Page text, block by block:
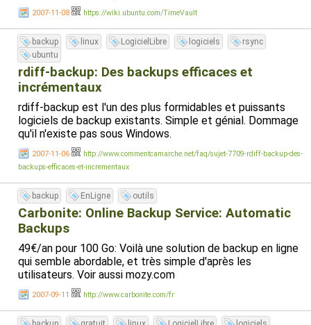
2007-11-08 https://wiki.ubuntu.com/TimeVault
backup linux LogicielLibre logiciels
rsync
ubuntu
rdiff-backup: Des backups efficaces et
incrémentaux
rdiff-backup est l'un des plus formidables et puissants
logiciels de backup existants. Simple et génial. Dommage
qu'il n'existe pas sous Windows.
2007-11-06
http://www.commentcamarche.net/faq/sujet-7709-rdiff-backup-des-
backups-efficaces-et-incrementaux
backup EnLigne outils
Carbonite: Online Backup Service: Automatic
Backups
49€/an pour 100 Go: Voilà une solution de backup en ligne
qui semble abordable, et très simple d'après les
utilisateurs. Voir aussi mozy.com
2007-09-11 http://www.carbonite.com/fr